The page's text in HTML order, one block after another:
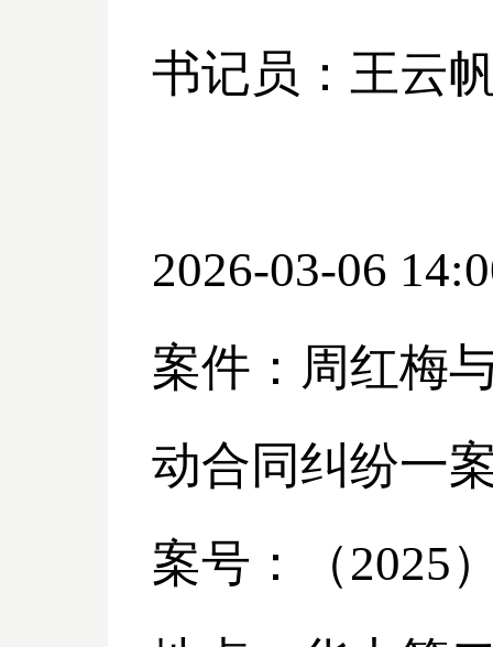
书记员：王云
2026-03-06
案件：周红梅
动合同纠纷一
案号：（2025